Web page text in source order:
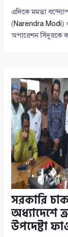
এদিকে মমতা
(Narendra Modi)
অপারেশন সিঁদুরকে
সরকারি
অধ্যাদেশে
উপদেষ্টা